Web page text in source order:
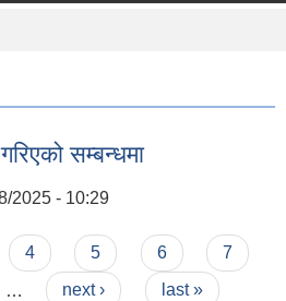
सम्बन्धमा
2025 - 10:29
4 5 6
7
next › last »